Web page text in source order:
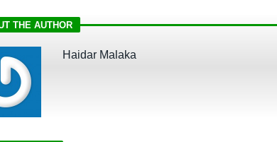
THE AUTHOR
Haidar Malaka